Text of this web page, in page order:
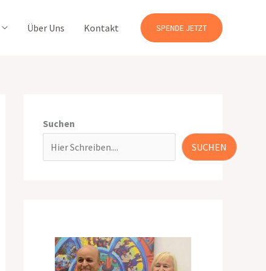
Über Uns Kontakt SPENDE JETZT
Suchen
SUCHEN